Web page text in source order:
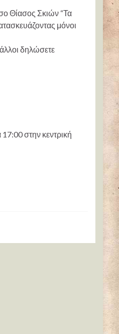
Θίασος Σκιών “Τα
μόνοι
δηλώσετε
στην κεντρική